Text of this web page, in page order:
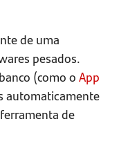
de uma
pesados.
(como o App
automaticamente
de